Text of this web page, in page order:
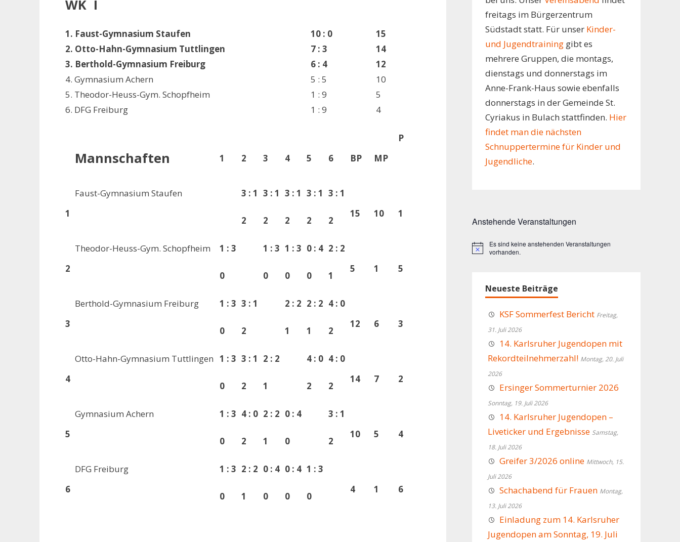
WK I
1. Faust-Gymnasium Staufen 10 : 0
15
2. Otto-Hahn-Gymnasium Tuttlingen
7 : 3
14
3. Berthold-Gymnasium Freiburg
6 : 4
12
4. Gymnasium Achern
5 : 5
10
5. Theodor-Heuss-Gym. Schopfheim
1 : 9
5
6. DFG Freiburg
1 : 9 4
Mannschaften 1 2 3 4 5 6 BP MP
P
1
Faust-Gymnasium Staufen 3 : 1
2
3 : 1
2
3 : 1
2
3 : 1
2
3 : 1
2
15 10 1
2
Theodor-Heuss-Gym. Schopfheim 1 : 3
0
1 : 3
0
1 : 3
0
0 : 4
0
2 : 2
1
5 1 5
3
Berthold-Gymnasium Freiburg 1 : 3
0
3 : 1
2
2 : 2
1
2 : 2
1
4 : 0
2
12 6 3
4
Otto-Hahn-Gymnasium Tuttlingen 1 : 3
0
3 : 1
2
2 : 2
1
4 : 0
2
4 : 0
2
14 7 2
5
Gymnasium Achern 1 : 3
0
4 : 0
2
2 : 2
1
0 : 4
0
3 : 1
2
10 5 4
6
DFG Freiburg 1 : 3
0
2 : 2
1
0 : 4
0
0 : 4
0
1 : 3
0
4 1 6
freitags im Bürgerzentrum
Südstadt statt. Für unser Kinder-
und Jugendtraininggibt es
mehrere Gruppen, die montags,
dienstags und donnerstags im
Anne-Frank-Haus sowie ebenfalls
donnerstags in der Gemeinde St.
Cyriakus in Bulach stattfinden. Hier
findet man die nächsten
Schnuppertermine für Kinder und
Jugendliche.
Anstehende Veranstaltungen
Hinweis
Es sind keine anstehenden Veranstaltungen
vorhanden.
Neueste Beiträge
KSF Sommerfest Bericht Freitag,
31. Juli 2026
14. Karlsruher Jugendopen mit
Rekordteilnehmerzahl! Montag, 20. Juli
2026
Ersinger Sommerturnier 2026
Sonntag, 19. Juli 2026
14. Karlsruher Jugendopen –
Liveticker und Ergebnisse Samstag,
18. Juli 2026
Greifer 3/2026 online Mittwoch, 15.
Juli 2026
Schachabend für Frauen Montag,
13. Juli 2026
Einladung zum 14. Karlsruher
Jugendopen am Sonntag, 19. Juli